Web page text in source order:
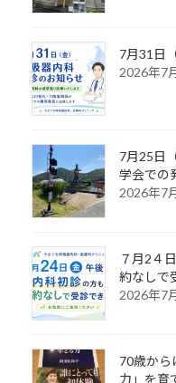
7月31日
2026年7
7月25日
学会での
2026年7
７月2４
約なしで
2026年7
70歳から
力」を育